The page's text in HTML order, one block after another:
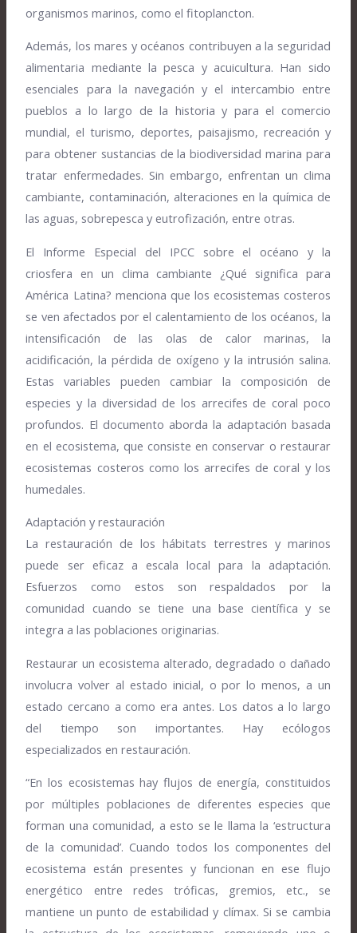
organismos marinos, como el fitoplancton.
Además, los mares y océanos contribuyen a la seguridad
alimentaria mediante la pesca y acuicultura. Han sido
esenciales para la navegación y el intercambio entre
pueblos a lo largo de la historia y para el comercio
mundial, el turismo, deportes, paisajismo, recreación y
para obtener sustancias de la biodiversidad marina para
tratar enfermedades. Sin embargo, enfrentan un clima
cambiante, contaminación, alteraciones en la química de
las aguas, sobrepesca y eutrofización, entre otras.
El Informe Especial del IPCC sobre el océano y la
criosfera en un clima cambiante ¿Qué significa para
América Latina? menciona que los ecosistemas costeros
se ven afectados por el calentamiento de los océanos, la
intensificación de las olas de calor marinas, la
acidificación, la pérdida de oxígeno y la intrusión salina.
Estas variables pueden cambiar la composición de
especies y la diversidad de los arrecifes de coral poco
profundos. El documento aborda la adaptación basada
en el ecosistema, que consiste en conservar o restaurar
ecosistemas costeros como los arrecifes de coral y los
humedales.
Adaptación y restauración
La restauración de los hábitats terrestres y marinos
puede ser eficaz a escala local para la adaptación.
Esfuerzos como estos son respaldados por la
comunidad cuando se tiene una base científica y se
integra a las poblaciones originarias.
Restaurar un ecosistema alterado, degradado o dañado
involucra volver al estado inicial, o por lo menos, a un
estado cercano a como era antes. Los datos a lo largo
del tiempo son importantes. Hay ecólogos
especializados en restauración.
“En los ecosistemas hay flujos de energía, constituidos
por múltiples poblaciones de diferentes especies que
forman una comunidad, a esto se le llama la ‘estructura
de la comunidad’. Cuando todos los componentes del
ecosistema están presentes y funcionan en ese flujo
energético entre redes tróficas, gremios, etc., se
mantiene un punto de estabilidad y clímax. Si se cambia